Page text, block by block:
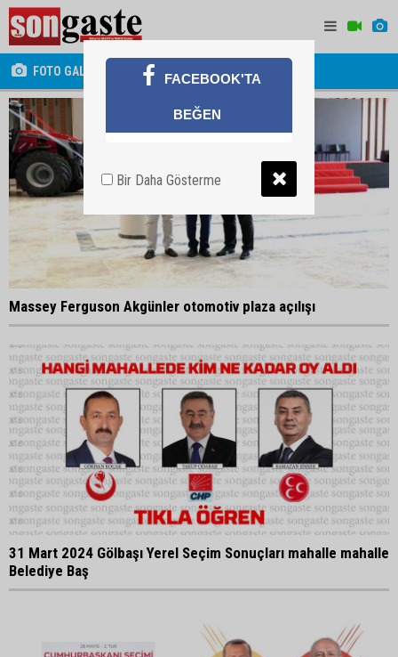
FOTO GALERİ
Massey Ferguson Akgünler otomotiv plaza açılışı
31 Mart 2024 Gölbaşı Yerel Seçim Sonuçları mahalle mahalle
Belediye Baş
FACEBOOK'TA
BEĞEN
Bir Daha Gösterme